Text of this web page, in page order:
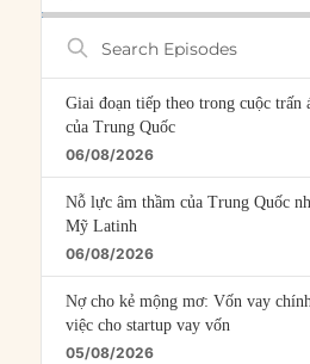
Search
Episodes
Giai đoạn tiếp theo trong cuộc trấn
của Trung Quốc
06/08/2026
Nỗ lực âm thầm của Trung Quốc
Mỹ Latinh
06/08/2026
Nợ cho kẻ mộng mơ: Vốn vay
việc cho startup vay vốn
05/08/2026